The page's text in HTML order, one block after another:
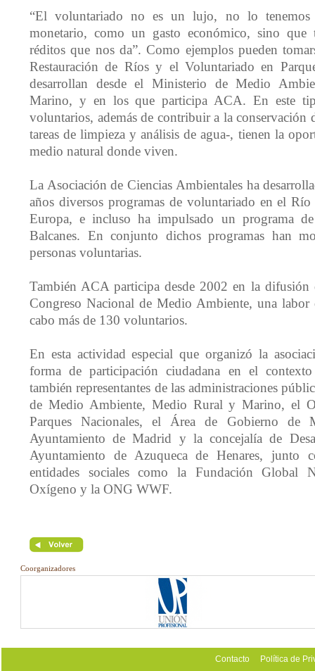
“El voluntariado no es un lujo, no lo
monetario, como un gasto económico, sino que
réditos que nos da”. Como ejemplos pueden
Restauración de Ríos y el Voluntariado en
desarrollan desde el Ministerio de Medio
Marino, y en los que participa ACA. En este
voluntarios, además de contribuir a la conservación
tareas de limpieza y análisis de agua-, tienen la
medio natural donde viven.
La Asociación de Ciencias Ambientales ha
años diversos programas de voluntariado en el Río
Europa, e incluso ha impulsado un programa
Balcanes. En conjunto dichos programas han
personas voluntarias.
También ACA participa desde 2002 en la difusión
Congreso Nacional de Medio Ambiente, una labor
cabo más de 130 voluntarios.
En esta actividad especial que organizó la
forma de participación ciudadana en el
también representantes de las administraciones
de Medio Ambiente, Medio Rural y Marino, el
Parques Nacionales, el Área de Gobierno de
Ayuntamiento de Madrid y la concejalía de
Ayuntamiento de Azuqueca de Henares, junto
entidades sociales como la Fundación Global
Oxígeno y la ONG WWF.
Coorganizadores
Contacto Política de